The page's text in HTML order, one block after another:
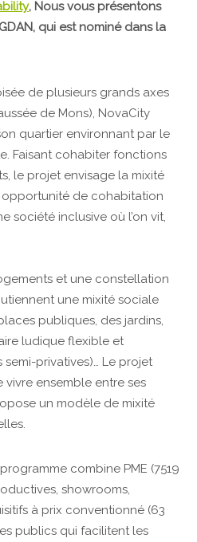
, Nous vous présentons
qui est nominé dans la
de plusieurs grands axes
de Mons), NovaCity
quartier environnant par le
Faisant cohabiter fonctions
le projet envisage la mixité
de cohabitation
société inclusive où l’on vit,
et une constellation
une mixité sociale
publiques, des jardins,
ludique flexible et
privatives)… Le projet
ensemble entre ses
un modèle de mixité
combine PME (7519
showrooms,
à prix conventionné (63
publics qui facilitent les